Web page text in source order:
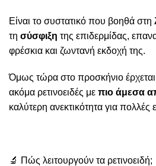
Είναι το συστατικό που βοηθά στη
τη σύσφιξη της επιδερμίδας,
φρέσκια και ζωντανή εκδοχή της.
Όμως τώρα στο προσκήνιο έρχεται
ακόμα ρετινοειδές με πιο άμεσα
καλύτερη ανεκτικότητα για πολλές
🔬 Πώς λειτουργούν τα ρετινοειδή;